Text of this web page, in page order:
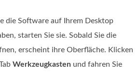
die Software auf Ihrem Desktop
starten Sie sie. Sobald Sie die
erscheint ihre Oberfläche. Klicken
Werkzeugkasten und fahren Sie